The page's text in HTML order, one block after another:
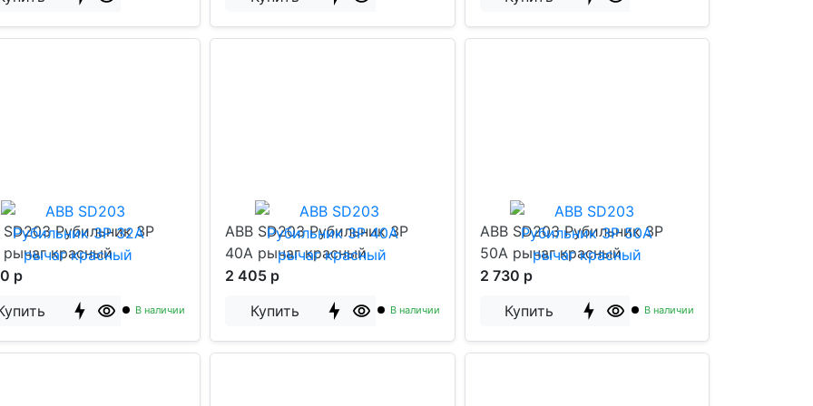
SD203 Рубильник 3P
рычаг красный
р
В наличии
ABB SD203 Рубильник 3P
40A рычаг красный
2 405 р
Купить
В наличии
ABB SD203 Рубильник 3P
50A рычаг красный
2 730 р
Купить
В наличии